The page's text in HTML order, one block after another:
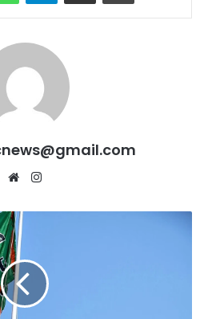
Website